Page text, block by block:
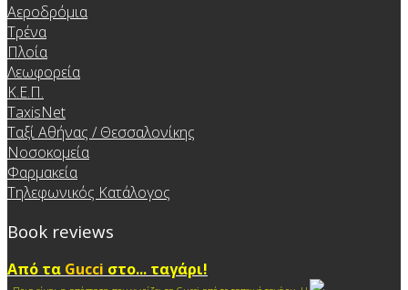
Αεροδρόμια
Τρένα
Πλοία
Λεωφορεία
Κ.Ε.Π.
TaxisNet
Ταξί Αθήνας / Θεσσαλονίκης
Νοσοκομεία
Φαρμακεία
Τηλεφωνικός Κατάλογος
Book reviews
Από τα Gucci στο... ταγάρι!